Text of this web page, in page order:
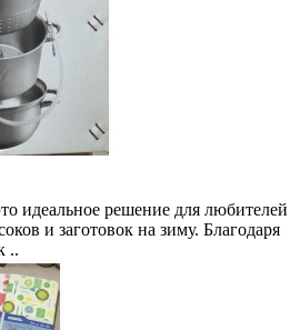
идеальное решение для любителей
и заготовок на зиму. Благодаря
..